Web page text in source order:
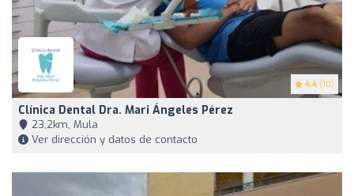
4.4 (10)
Clínica Dental Dra. Mari Ángeles Pérez
23,2km, Mula
Ver dirección y datos de contacto